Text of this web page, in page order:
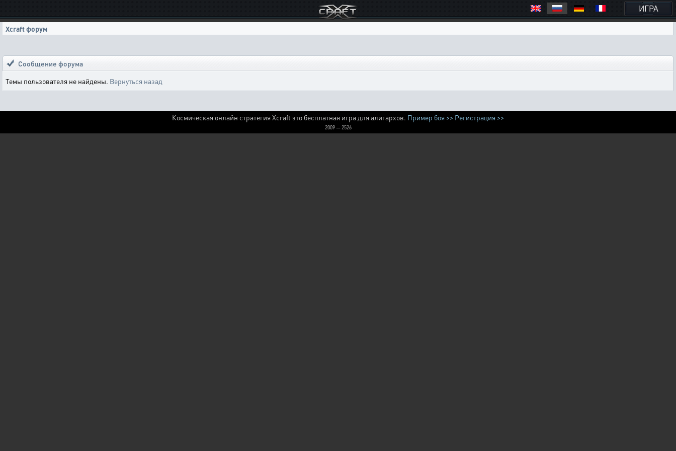
ИГРА
Xcraft форум
Сообщение форума
Темы пользователя не найдены. Вернуться назад
Космическая онлайн стратегия Xcraft это бесплатная игра для алигархов. Пример боя >> Регистрация >>
2009 — 2526